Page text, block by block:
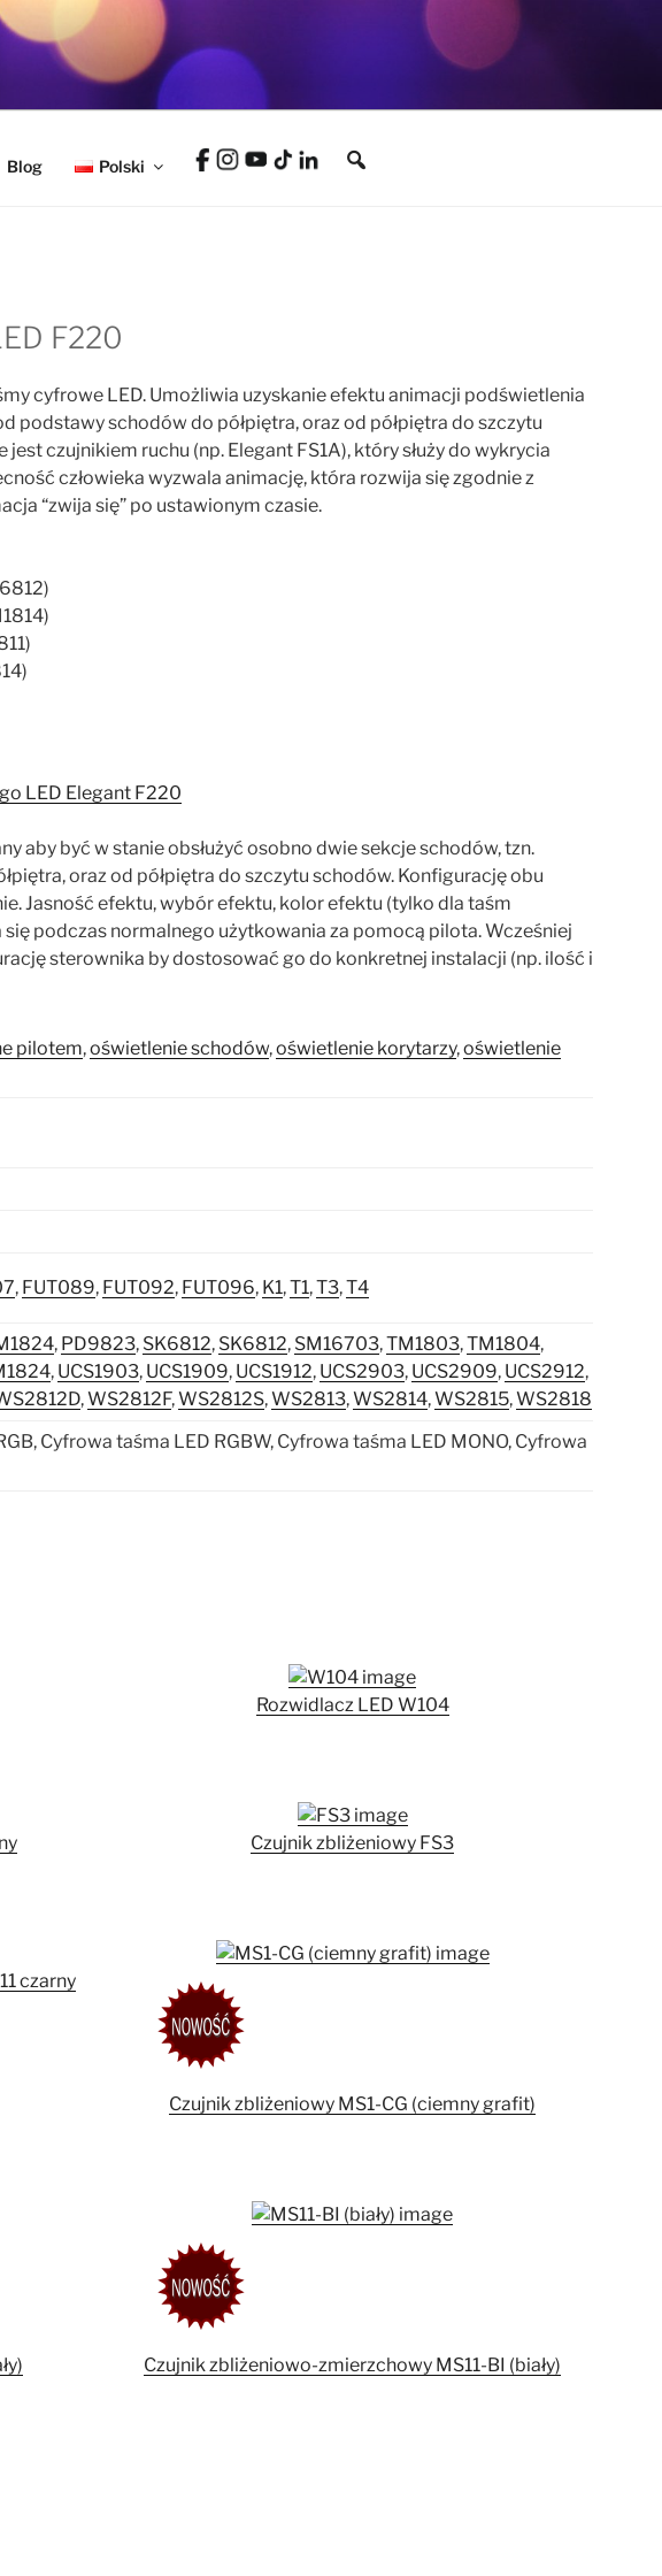
Blog Polski
F220
cyfrowe LED. Umożliwia uzyskanie efektu animacji podświetlenia
podstawy schodów do półpiętra, oraz od półpiętra do szczytu
czujnikiem ruchu (np. Elegant FS1A), który służy do wykrycia
człowieka wyzwala animację, która rozwija się zgodnie z
“zwija się” po ustawionym czasie.
LED Elegant F220
aby być w stanie obsłużyć osobno dwie sekcje schodów, tzn.
oraz od półpiętra do szczytu schodów. Konfigurację obu
Jasność efektu, wybór efektu, kolor efektu (tylko dla taśm
się podczas normalnego użytkowania za pomocą pilota. Wcześniej
sterownika by dostosować go do konkretnej instalacji (np. ilość i
pilotem,oświetlenie schodów,oświetlenie korytarzy,oświetlenie
, FUT089, FUT092, FUT096, K1,T1,T3,T4
, PD9823, SK6812, SK6812, SM16703,TM1803,TM1804,
, UCS1903, UCS1909, UCS1912, UCS2903, UCS2909, UCS2912,
,WS2812F,WS2812S,WS2813,WS2814,WS2815,WS2818
Cyfrowa taśma LED RGBW, Cyfrowa taśma LED MONO, Cyfrowa
Rozwidlacz LED W104
Czujnik zbliżeniowy FS3
czarny
Czujnik zbliżeniowy MS1-CG (ciemny grafit)
Czujnik zbliżeniowo-zmierzchowy MS11-BI (biały)